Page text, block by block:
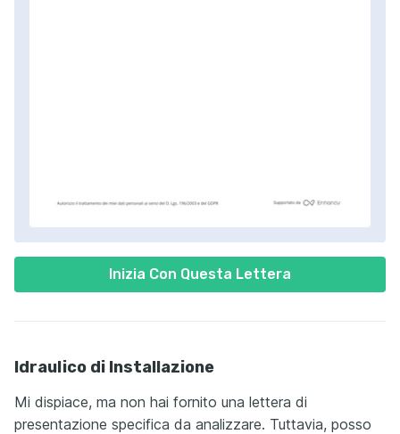
Inizia Con Questa Lettera
Idraulico di Installazione
Mi dispiace, ma non hai fornito una lettera di
presentazione specifica da analizzare. Tuttavia, posso